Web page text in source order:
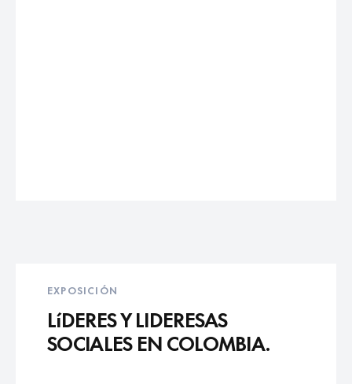
EXPOSICIÓN
LíDERES Y LIDERESAS
SOCIALES EN COLOMBIA.